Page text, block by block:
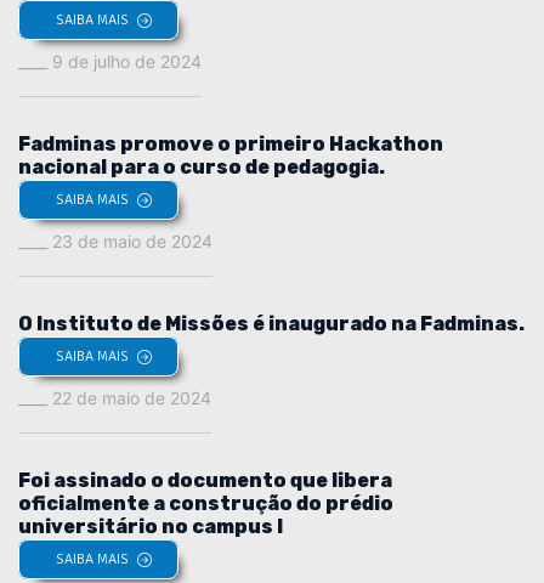
SAIBA MAIS
9 de julho de 2024
Fadminas promove o primeiro Hackathon
nacional para o curso de pedagogia.
SAIBA MAIS
23 de maio de 2024
O Instituto de Missões é inaugurado na Fadminas.
SAIBA MAIS
22 de maio de 2024
Foi assinado o documento que libera
oficialmente a construção do prédio
universitário no campus I
SAIBA MAIS